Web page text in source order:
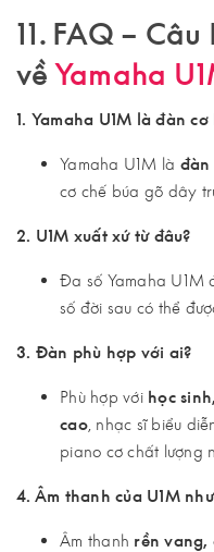
11. FAQ –
về Yamaha
1. Yamaha U1M là đàn
Yamaha U1M là đàn
cơ chế búa gõ dây
2. U1M xuất xứ từ đâu?
Đa số Yamaha U1M
số đời sau có thể
3. Đàn phù hợp với ai?
Phù hợp với học
cao, nhạc sĩ biểu
piano cơ chất lượng
4. Âm thanh của U1M
Âm thanh rền vang,